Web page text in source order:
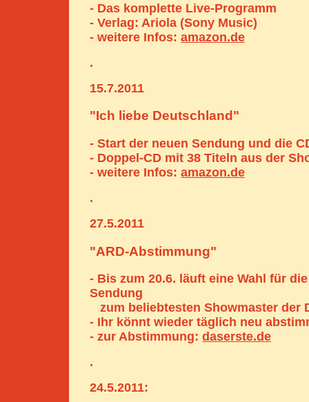
- Das komplette Live-Programm
- Verlag: Ariola (Sony Music)
- weitere Infos: amazon.de
.
15.7.2011
"Ich liebe Deutschland"
- Start der neuen Sendung und die
- Doppel-CD mit 38 Titeln aus der
- weitere Infos: amazon.de
.
27.5.2011
"ARD-Abstimmung"
- Bis zum 20.6. läuft eine Wahl für die
Sendung
zum beliebtesten Showmaster der
- Ihr könnt wieder täglich neu
- zur Abstimmung: daserste.de
.
24.5.2011: